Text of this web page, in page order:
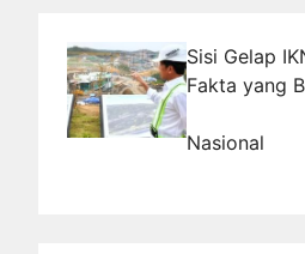
Sisi Gelap
Fakta yang
Nasional